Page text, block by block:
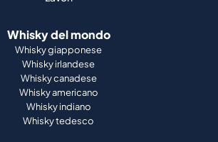
Whisky del mondo
Whisky giapponese
Whisky irlandese
Whisky canadese
Whisky americano
Whisky indiano
Whisky tedesco